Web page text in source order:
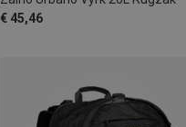
€ 45,46